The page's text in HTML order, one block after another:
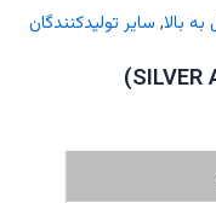
, سایر تولیدکنندگان